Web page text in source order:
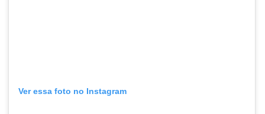
Ver essa foto no Instagram